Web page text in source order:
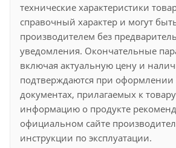
технические характеристики
справочный характер и могут
производителем без
уведомления. Окончательные
включая актуальную цену и
подтверждаются при оформлении
документах, прилагаемых к
информацию о продукте
официальном сайте
инструкции по эксплуатации.